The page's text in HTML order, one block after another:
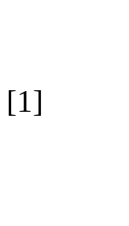
[1]